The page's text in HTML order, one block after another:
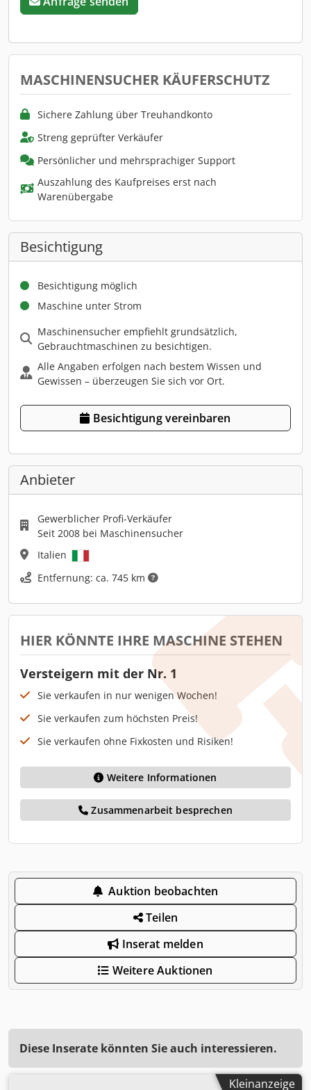
MASCHINENSUCHER KÄUFERSCHUTZ
Sichere Zahlung über Treuhandkonto
Streng geprüfter Verkäufer
Persönlicher und mehrsprachiger Support
Auszahlung des Kaufpreises erst nach
Warenübergabe
Besichtigung
Besichtigung möglich
Maschine unter Strom
Maschinensucher empfiehlt grundsätzlich,
Gebrauchtmaschinen zu besichtigen.
Alle Angaben erfolgen nach bestem Wissen und
Gewissen – überzeugen Sie sich vor Ort.
Besichtigung vereinbaren
Anbieter
Gewerblicher Profi-Verkäufer
Seit 2008 bei Maschinensucher
Italien
Entfernung: ca. 745 km
HIER KÖNNTE IHRE MASCHINE STEHEN
Versteigern mit der Nr. 1
Sie verkaufen in nur wenigen Wochen!
Sie verkaufen zum höchsten Preis!
Sie verkaufen ohne Fixkosten und Risiken!
Weitere Informationen
Zusammenarbeit besprechen
Auktion beobachten
Teilen
Inserat melden
Weitere Auktionen
Diese Inserate könnten Sie auch interessieren.
Kleinanzeige